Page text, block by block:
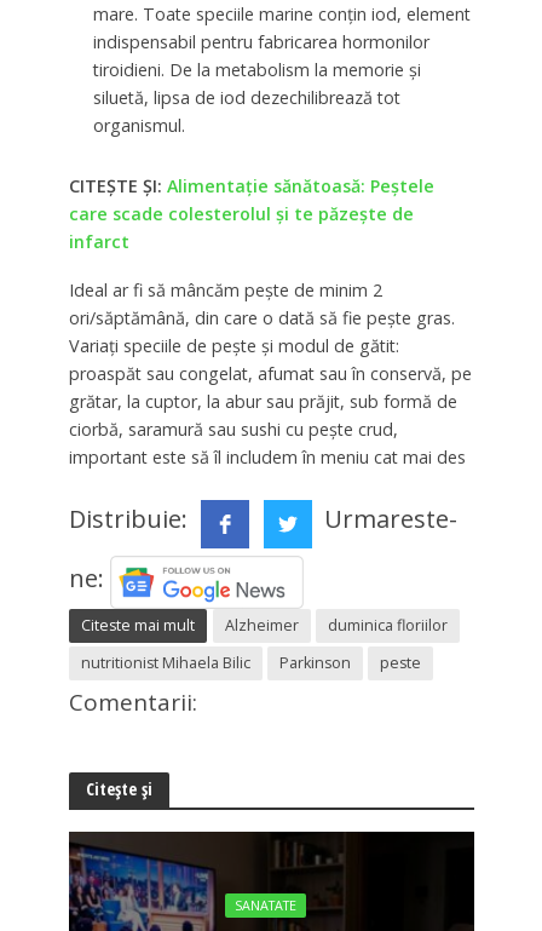
mare. Toate speciile marine conțin iod, element
indispensabil pentru fabricarea hormonilor
tiroidieni. De la metabolism la memorie și
siluetă, lipsa de iod dezechilibrează tot
organismul.
CITEȘTE ȘI: Alimentație sănătoasă: Peștele
care scade colesterolul și te păzește de
infarct
Ideal ar fi să mâncăm pește de minim 2
ori/săptămână, din care o dată să fie pește gras.
Variați speciile de pește și modul de gătit:
proaspăt sau congelat, afumat sau în conservă, pe
grătar, la cuptor, la abur sau prăjit, sub formă de
ciorbă, saramură sau sushi cu pește crud,
important este să îl includem în meniu cat mai des
Distribuie:
Urmareste-
ne:
Citeste mai mult Alzheimer
duminica floriilor
nutritionist Mihaela Bilic
Parkinson peste
Comentarii:
Citește și
SANATATE